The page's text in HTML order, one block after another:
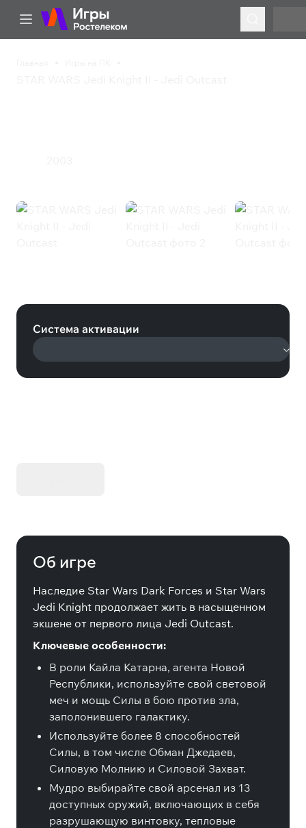
Система активации
Об игре
Наследие Star Wars Dark Forces и Star Wars
Jedi Knight продолжает жить в насыщенном
экшене от первого лица Jedi Outcast.
Ключевые особенности:
В роли Кайла Катарна, агента Новой
Республики, используйте свой световой
меч и мощь Силы в бою против зла,
заполонившего галактику.
Используйте более 8 способностей
Силы, в том числе Обман Джедаев,
Силовую Молнию и Силовой Захват.
Мудро выбирайте свой арсенал из 13
доступных оружий, включающих в себя
разрушающую винтовку, тепловые